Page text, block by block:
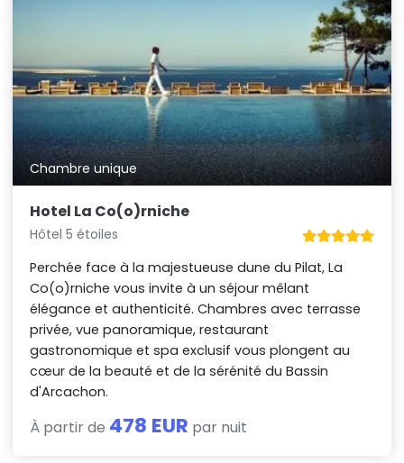
Chambre unique
Hotel La Co(o)rniche
Hôtel 5 étoiles
Perchée face à la majestueuse dune du Pilat, La
Co(o)rniche vous invite à un séjour mêlant
élégance et authenticité. Chambres avec terrasse
privée, vue panoramique, restaurant
gastronomique et spa exclusif vous plongent au
cœur de la beauté et de la sérénité du Bassin
d'Arcachon.
À partir de 478 EUR par nuit